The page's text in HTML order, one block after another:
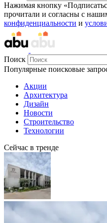
Нажимая кнопку
прочитали и согласны с
конфиденциальности и
Поиск
Популярные поисковые
Акции
Архитектура
Дизайн
Новости
Строительство
Технологии
Сейчас в тренде